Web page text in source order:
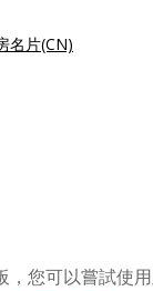
名片(CN)
您可以嘗試使